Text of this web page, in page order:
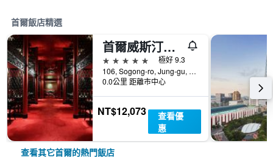
首爾飯店精選
首爾威斯汀朝鮮飯店
5星級
極好 9.3
106, Sogong-ro, Jung-gu, 首爾, 韓國
0.0公里 距離市中心
NT$12,073
查看優
惠
查看其它首爾的熱門飯店